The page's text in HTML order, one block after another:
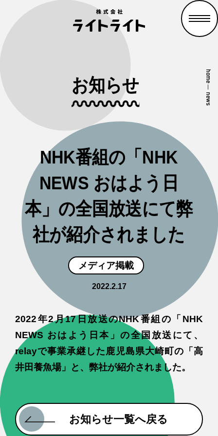
お知らせ
NHK番組の「NHK
NEWS おはよう日
本」の全国放送にて弊
社が紹介されました
メディア掲載
2022.2.17
home
—
news
2022年2月17日放送のNHK番組の「NHK
NEWS おはよう日本」の全国放送にて、
relayで事業承継した鹿児島県大崎町の「高
井田養魚場」と、弊社が紹介されました。
お知らせ一覧へ戻る